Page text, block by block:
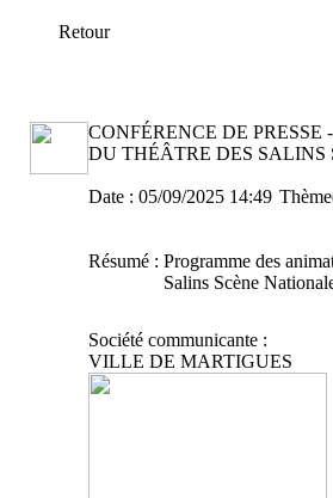
Retour
CONFÉRENCE DE
DU THÉÂTRE DES SALINS
Date : 05/09/2025 14:49
Résumé : Programme des
Salins Scène
Société communicante :
VILLE DE MARTIGUES